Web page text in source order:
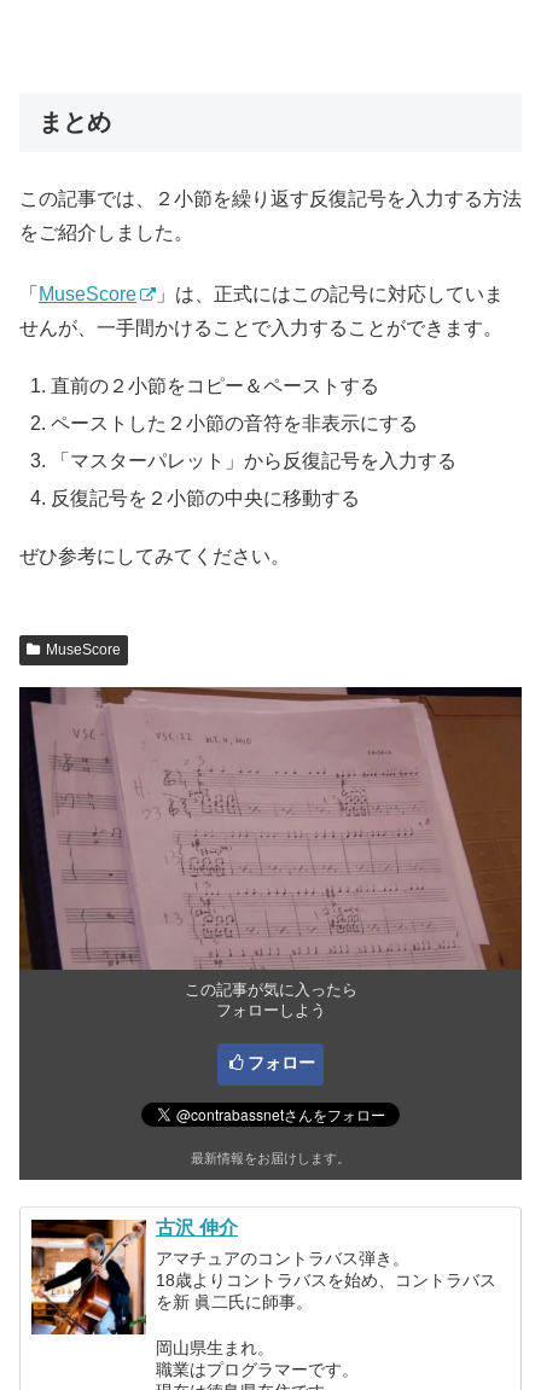
まとめ
この記事では、２小節を繰り返す反復記号を入力する方法
をご紹介しました。
「 MuseScore
」は、正式にはこの記号に対応していま
せんが、一手間かけることで入力することができます。
直前の２小節をコピー＆ペーストする
ペーストした２小節の音符を非表示にする
「マスターパレット」から反復記号を入力する
反復記号を２小節の中央に移動する
ぜひ参考にしてみてください。
MuseScore
この記事が気に入ったら
フォローしよう
フォロー
最新情報をお届けします。
古沢 伸介
アマチュアのコントラバス弾き。
18歳よりコントラバスを始め、コントラバス
を新 眞二氏に師事。
岡山県生まれ。
職業はプログラマーです。